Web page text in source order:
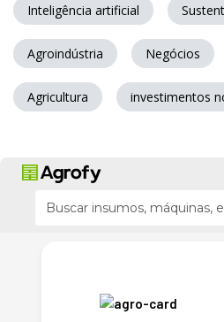
Inteligência artificial
Agroindústria Negócios
Agricultura investimentos